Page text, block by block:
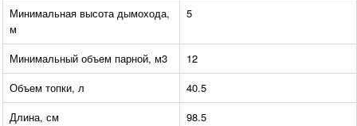
Минимальная высота дымохода,
м
5
Минимальный объем парной, м3
12
Объем топки, л
40.5
Длина, см
98.5